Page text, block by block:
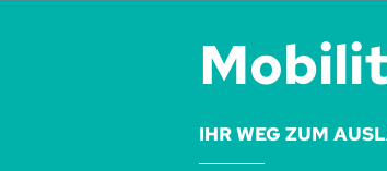
IHR WEG ZUM